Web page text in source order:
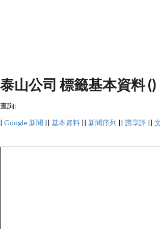
泰山公司 標籤基本資料 ()
查詢:
| Google 新聞 || 基本資料 || 新聞序列 || 讚享評 ||